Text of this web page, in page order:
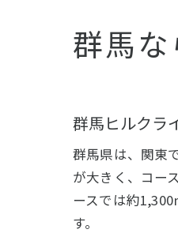
群馬
群馬ヒルクラ
群馬県は、関東
が大きく、コー
ースでは約
す。